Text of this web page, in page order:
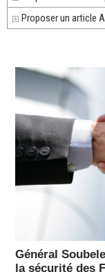
Proposer un article
Général
la sécurité des